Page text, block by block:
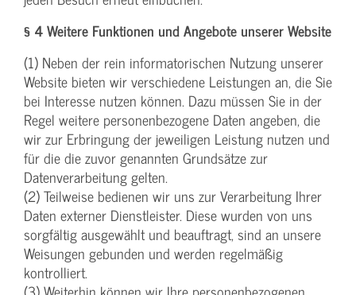
§ 4 Weitere Funktionen und Angebote unserer Website
(1) Neben der rein informatorischen Nutzung unserer
Website bieten wir verschiedene Leistungen an, die Sie
bei Interesse nutzen können. Dazu müssen Sie in der
Regel weitere personenbezogene Daten angeben, die
wir zur Erbringung der jeweiligen Leistung nutzen und
für die die zuvor genannten Grundsätze zur
Datenverarbeitung gelten.
(2) Teilweise bedienen wir uns zur Verarbeitung Ihrer
Daten externer Dienstleister. Diese wurden von uns
sorgfältig ausgewählt und beauftragt, sind an unsere
Weisungen gebunden und werden regelmäßig
kontrolliert.